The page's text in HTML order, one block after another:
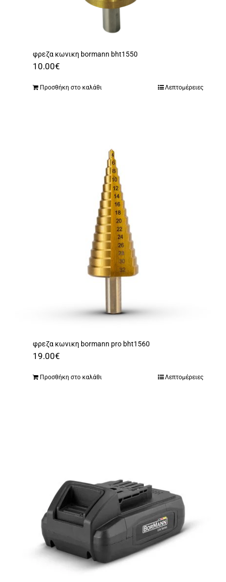
φρεζα κωνικη bormann bht1550
10.00€
Προσθήκη στο καλάθι Λεπτομέρειες
φρεζα κωνικη bormann pro bht1560
19.00€
Προσθήκη στο καλάθι Λεπτομέρειες